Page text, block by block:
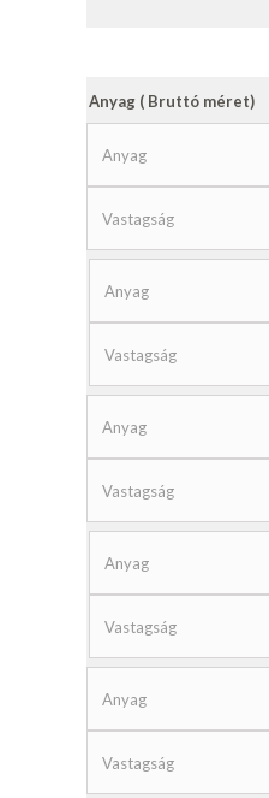
Anyag ( Bruttó méret)